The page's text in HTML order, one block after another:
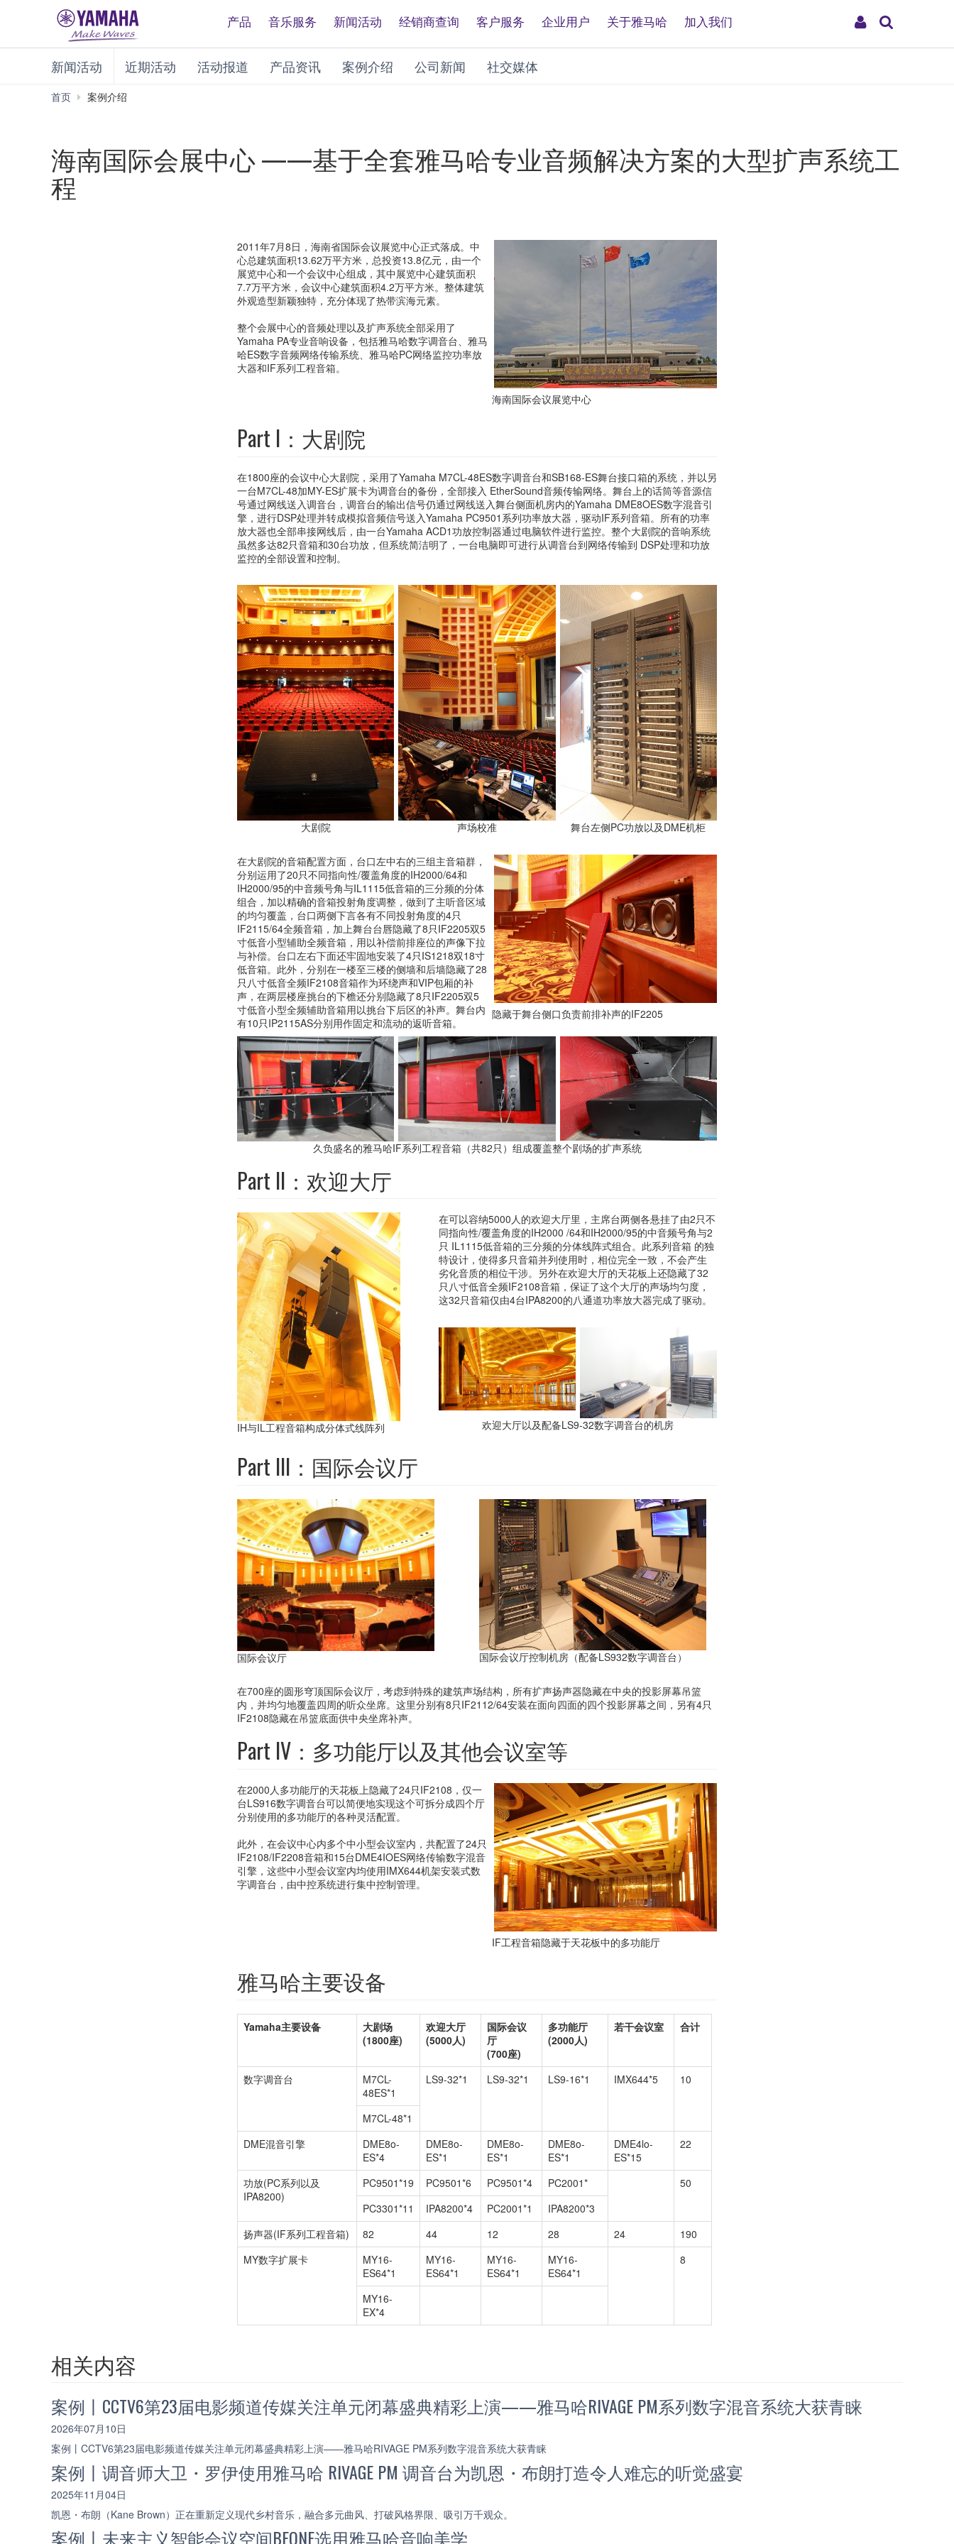
My
产品 音乐服务 新闻活动 经销商查询 客户服务 企业用户 关于雅马哈 加入我们
新闻活动 近期活动 活动报道 产品资讯 案例介绍 公司新闻 社交媒体
首页 案例介绍
海南国际会展中心 ——基于全套雅马哈专业音频解决方案的大型扩声系统工
程
海南国际会议展览中心
2011年7月8日，海南省国际会议展览中心正式落成。中
心总建筑面积13.62万平方米，总投资13.8亿元，由一个
展览中心和一个会议中心组成，其中展览中心建筑面积
7.7万平方米，会议中心建筑面积4.2万平方米。整体建筑
外观造型新颖独特，充分体现了热带滨海元素。
整个会展中心的音频处理以及扩声系统全部采用了
Yamaha PA专业音响设备，包括雅马哈数字调音台、雅马
哈ES数字音频网络传输系统、雅马哈PC网络监控功率放
大器和IF系列工程音箱。
Part I：大剧院
在1800座的会议中心大剧院，采用了Yamaha M7CL-48ES数字调音台和SB168-ES舞台接口箱的系统，并以另
一台M7CL-48加MY-ES扩展卡为调音台的备份，全部接入 EtherSound音频传输网络。舞台上的话筒等音源信
号通过网线送入调音台，调音台的输出信号仍通过网线送入舞台侧面机房内的Yamaha DME8OES数字混音引
擎，进行DSP处理并转成模拟音频信号送入Yamaha PC9501系列功率放大器，驱动IF系列音箱。所有的功率
放大器也全部串接网线后，由一台Yamaha ACD1功放控制器通过电脑软件进行监控。整个大剧院的音响系统
虽然多达82只音箱和30台功放，但系统简洁明了，一台电脑即可进行从调音台到网络传输到 DSP处理和功放
监控的全部设置和控制。
大剧院 声场校准 舞台左侧PC功放以及DME机柜
隐藏于舞台侧口负责前排补声的IF2205
在大剧院的音箱配置方面，台口左中右的三组主音箱群，
分别运用了20只不同指向性/覆盖角度的IH2000/64和
IH2000/95的中音频号角与IL1115低音箱的三分频的分体
组合，加以精确的音箱投射角度调整，做到了主听音区域
的均匀覆盖，台口两侧下言各有不同投射角度的4只
IF2115/64全频音箱，加上舞台台唇隐藏了8只IF2205双5
寸低音小型辅助全频音箱，用以补偿前排座位的声像下拉
与补偿。台口左右下面还牢固地安装了4只IS1218双18寸
低音箱。此外，分别在一楼至三楼的侧墙和后墙隐藏了28
只八寸低音全频IF2108音箱作为环绕声和VIP包厢的补
声，在两层楼座挑台的下檐还分别隐藏了8只IF2205双5
寸低音小型全频辅助音箱用以挑台下后区的补声。舞台内
有10只IP2115AS分别用作固定和流动的返听音箱。
久负盛名的雅马哈IF系列工程音箱（共82只）组成覆盖整个剧场的扩声系统
Part II：欢迎大厅
IH与IL工程音箱构成分体式线阵列
在可以容纳5000人的欢迎大厅里，主席台两侧各悬挂了由2只不
同指向性/覆盖角度的IH2000 /64和IH2000/95的中音频号角与2
只 IL1115低音箱的三分频的分体线阵式组合。此系列音箱 的独
特设计，使得多只音箱并列使用时，相位完全一致，不会产生
劣化音质的相位干涉。另外在欢迎大厅的天花板上还隐藏了32
只八寸低音全频IF2108音箱，保证了这个大厅的声场均匀度，
这32只音箱仅由4台IPA8200的八通道功率放大器完成了驱动。
欢迎大厅以及配备LS9-32数字调音台的机房
Part III：国际会议厅
国际会议厅 国际会议厅控制机房（配备LS932数字调音台）
在700座的圆形穹顶国际会议厅，考虑到特殊的建筑声场结构，所有扩声扬声器隐藏在中央的投影屏幕吊篮
内，并均匀地覆盖四周的听众坐席。这里分别有8只IF2112/64安装在面向四面的四个投影屏幕之间，另有4只
IF2108隐藏在吊篮底面供中央坐席补声。
Part IV：多功能厅以及其他会议室等
IF工程音箱隐藏于天花板中的多功能厅
在2000人多功能厅的天花板上隐藏了24只IF2108，仅一
台LS916数字调音台可以简便地实现这个可拆分成四个厅
分别使用的多功能厅的各种灵活配置。
此外，在会议中心内多个中小型会议室内，共配置了24只
IF2108/IF2208音箱和15台DME4IOES网络传输数字混音
引擎，这些中小型会议室内均使用IMX644机架安装式数
字调音台，由中控系统进行集中控制管理。
雅马哈主要设备
Yamaha主要设备
大剧场
(1800座)
欢迎大厅
(5000人)
国际会议
厅
(700座)
多功能厅
(2000人)
若干会议室 合计
数字调音台
M7CL-
48ES*1
LS9-32*1 LS9-32*1 LS9-16*1 IMX644*5 10
M7CL-48*1
DME混音引擎
DME8o-
ES*4
DME8o-
ES*1
DME8o-
ES*1
DME8o-
ES*1
DME4lo-
ES*15
22
功放(PC系列以及
IPA8200)
PC9501*19 PC9501*6 PC9501*4 PC2001*
50
PC3301*11
IPA8200*4 PC2001*1
IPA8200*3
扬声器(IF系列工程音箱)
82 44 12 28 24
190
MY数字扩展卡
MY16-
ES64*1
MY16-
ES64*1
MY16-
ES64*1
MY16-
ES64*1
8
MY16-
EX*4
相关内容
案例丨CCTV6第23届电影频道传媒关注单元闭幕盛典精彩上演——雅马哈RIVAGE PM系列数字混音系统大获青睐
2026年07月10日
案例丨CCTV6第23届电影频道传媒关注单元闭幕盛典精彩上演——雅马哈RIVAGE PM系列数字混音系统大获青睐
案例丨调音师大卫・罗伊使用雅马哈 RIVAGE PM 调音台为凯恩・布朗打造令人难忘的听觉盛宴
2025年11月04日
凯恩・布朗（Kane Brown）正在重新定义现代乡村音乐，融合多元曲风、打破风格界限、吸引万千观众。
案例丨未来主义智能会议空间BEONE选用雅马哈音响美学